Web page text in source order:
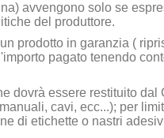
avvengono solo se
del produttore.
prodotto in garanzia (
pagato tenendo
essere restituito
cavi, ecc...); per
di etichette o nastri